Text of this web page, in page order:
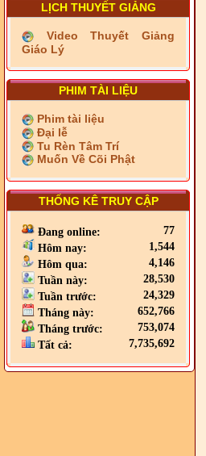
LỊCH THUYẾT GIẢNG
Video Thuyết Giảng
Giáo Lý
PHIM TÀI LIỆU
Phim tài liệu
Đại lễ
Tu Rèn Tâm Trí
Muốn Về Cõi Phật
THỐNG KÊ TRUY CẬP
Đang online:
77
Hôm nay:
1,544
Hôm qua:
4,146
Tuần này:
28,530
Tuần trước:
24,329
Tháng này:
652,766
Tháng trước:
753,074
Tất cả:
7,735,692